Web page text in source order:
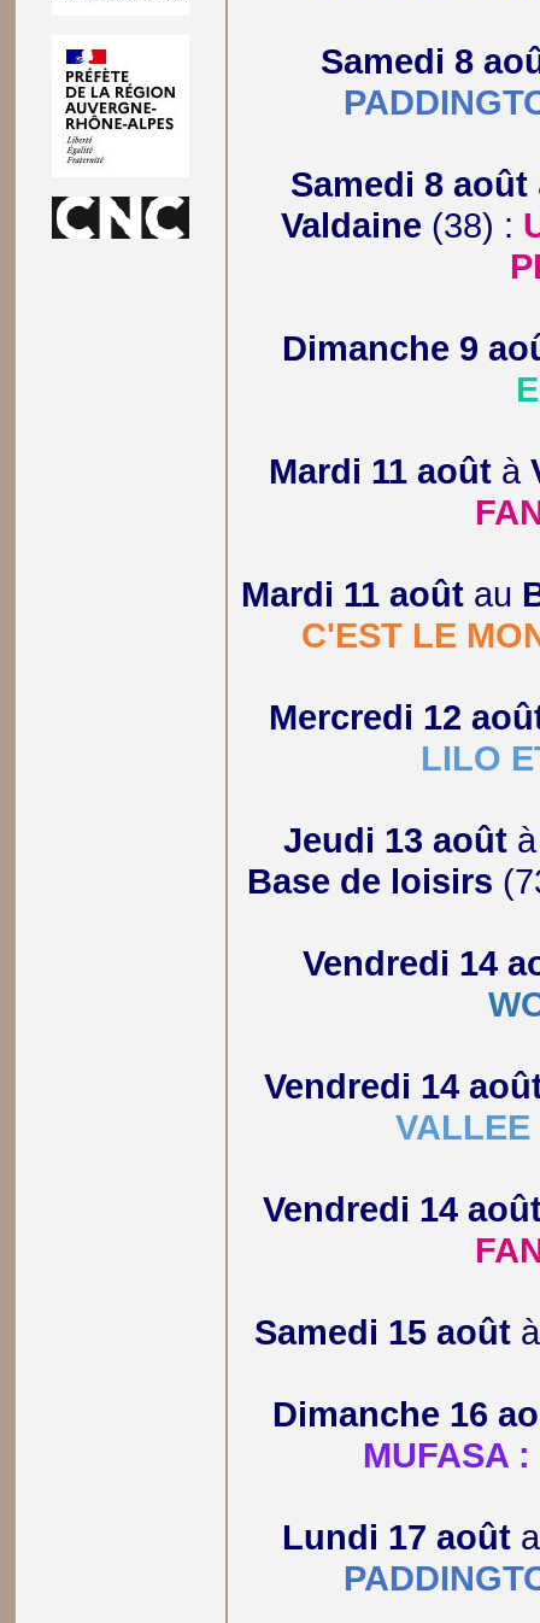
Samedi 8
Samedi 8 août
Valdaine (38) :
Dimanche 9
Mardi 11 août à
Mardi 11 août au
C'EST LE
Mercredi 12
LILO
Jeudi 13 août
Base de loisirs
Vendredi 14
Vendredi 14
VALLEE
Vendredi 14
Samedi 15 août
Dimanche 16
MUFASA
Lundi 17 août